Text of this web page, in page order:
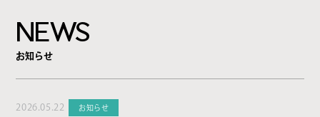
NEWS
お知らせ
2026.05.22 お知らせ